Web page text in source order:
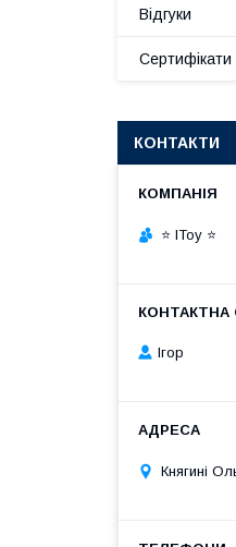
Відгуки
Сертифікати
КОНТАКТИ
⭐ IToy ⭐
Ігор
Княгині